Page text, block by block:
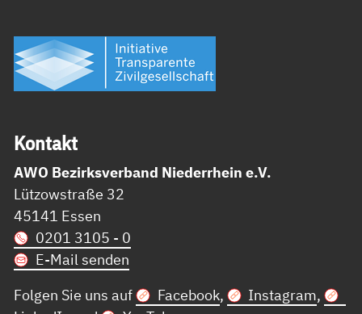
Kon­takt
AWO Bezirksverband Niederrhein e.V.
Lützowstraße 32
45141 Essen
0201 3105 - 0
E-Mail senden
Folgen Sie uns auf
Facebook, Instagram,